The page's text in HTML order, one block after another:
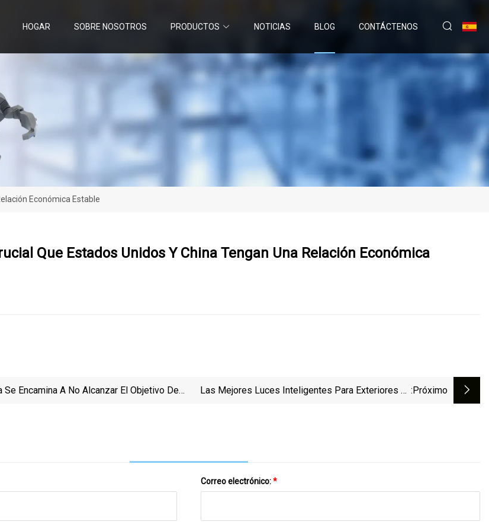
HOGAR SOBRE NOSOTROS PRODUCTOS NOTICIAS BLOG CONTÁCTENOS
Económica Estable
Que Estados Unidos Y China Tengan Una Relación Económica
Se Encamina A No Alcanzar El Objetivo De
Las Mejores Luces Inteligentes Para Exteriores En :próximo
Correo electrónico:*